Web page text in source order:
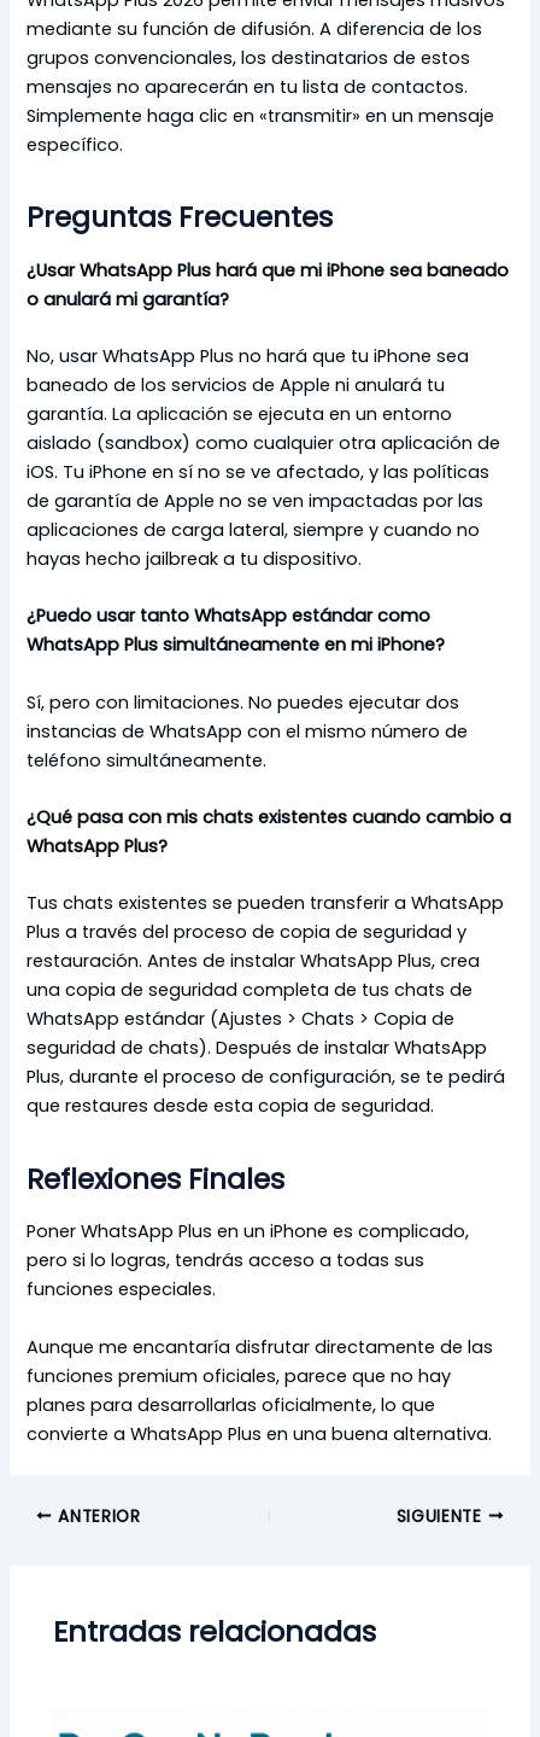
mediante su función de difusión. A diferencia de los
grupos convencionales, los destinatarios de estos
mensajes no aparecerán en tu lista de contactos.
Simplemente haga clic en «transmitir» en un mensaje
específico.
Preguntas Frecuentes
¿Usar WhatsApp Plus hará que mi iPhone sea baneado
o anulará mi garantía?
No, usar WhatsApp Plus no hará que tu iPhone sea
baneado de los servicios de Apple ni anulará tu
garantía. La aplicación se ejecuta en un entorno
aislado (sandbox) como cualquier otra aplicación de
iOS. Tu iPhone en sí no se ve afectado, y las políticas
de garantía de Apple no se ven impactadas por las
aplicaciones de carga lateral, siempre y cuando no
hayas hecho jailbreak a tu dispositivo.
¿Puedo usar tanto WhatsApp estándar como
WhatsApp Plus simultáneamente en mi iPhone?
Sí, pero con limitaciones. No puedes ejecutar dos
instancias de WhatsApp con el mismo número de
teléfono simultáneamente.
¿Qué pasa con mis chats existentes cuando cambio a
WhatsApp Plus?
Tus chats existentes se pueden transferir a WhatsApp
Plus a través del proceso de copia de seguridad y
restauración. Antes de instalar WhatsApp Plus, crea
una copia de seguridad completa de tus chats de
WhatsApp estándar (Ajustes > Chats > Copia de
seguridad de chats). Después de instalar WhatsApp
Plus, durante el proceso de configuración, se te pedirá
que restaures desde esta copia de seguridad.
Reflexiones Finales
Poner WhatsApp Plus en un iPhone es complicado,
pero si lo logras, tendrás acceso a todas sus
funciones especiales.
Aunque me encantaría disfrutar directamente de las
funciones premium oficiales, parece que no hay
planes para desarrollarlas oficialmente, lo que
convierte a WhatsApp Plus en una buena alternativa.
ANTERIOR SIGUIENTE
Entradas relacionadas